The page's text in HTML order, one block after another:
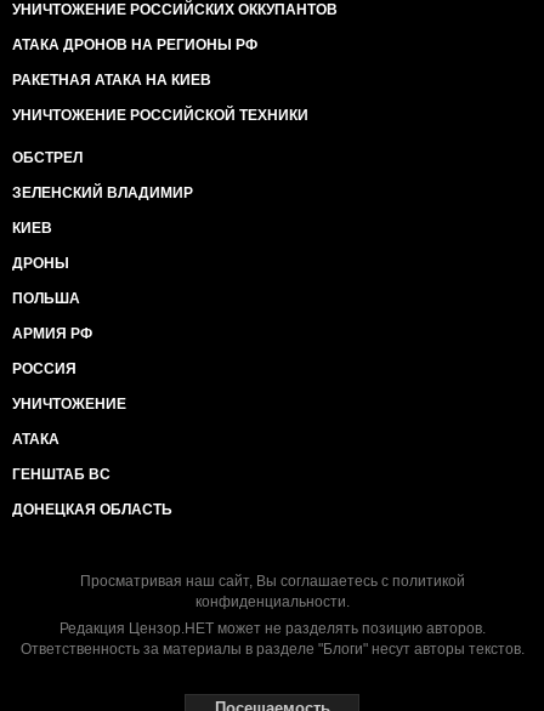
УНИЧТОЖЕНИЕ РОССИЙСКИХ ОККУПАНТОВ
АТАКА ДРОНОВ НА РЕГИОНЫ РФ
РАКЕТНАЯ АТАКА НА КИЕВ
УНИЧТОЖЕНИЕ РОССИЙСКОЙ ТЕХНИКИ
ОБСТРЕЛ
ЗЕЛЕНСКИЙ ВЛАДИМИР
КИЕВ
ДРОНЫ
ПОЛЬША
АРМИЯ РФ
РОССИЯ
УНИЧТОЖЕНИЕ
АТАКА
ГЕНШТАБ ВС
ДОНЕЦКАЯ ОБЛАСТЬ
Просматривая наш сайт, Вы соглашаетесь с политикой
конфиденциальности.
Редакция Цензор.НЕТ может не разделять позицию авторов.
Ответственность за материалы в разделе "Блоги" несут авторы текстов.